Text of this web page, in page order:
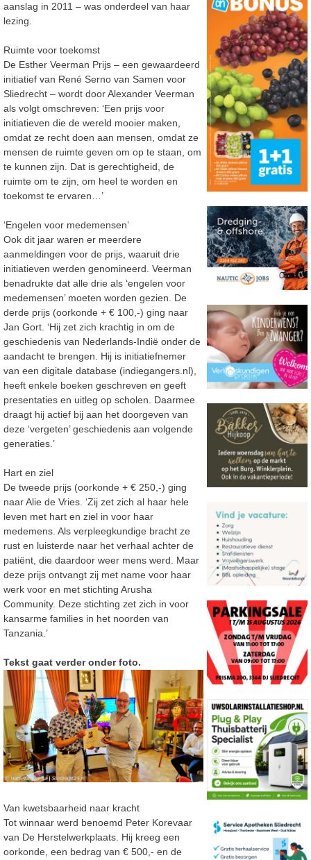
aanslag in 2011 – was onderdeel van haar
lezing.
Ruimte voor toekomst
De Esther Veerman Prijs – een gewaardeerd
initiatief van René Serno van Samen voor
Sliedrecht – wordt door Alexander Veerman
als volgt omschreven: ‘Een prijs voor
initiatieven die de wereld mooier maken,
omdat ze recht doen aan mensen, omdat ze
mensen de ruimte geven om op te staan, om
te kunnen zijn. Dat is gerechtigheid, de
ruimte om te zijn, om heel te worden en
toekomst te ervaren…’
‘Engelen voor medemensen’
Ook dit jaar waren er meerdere
aanmeldingen voor de prijs, waaruit drie
initiatieven werden genomineerd. Veerman
benadrukte dat alle drie als ‘engelen voor
medemensen’ moeten worden gezien. De
derde prijs (oorkonde + € 100,-) ging naar
Jan Gort. ‘Hij zet zich krachtig in om de
geschiedenis van Nederlands-Indië onder de
aandacht te brengen. Hij is initiatiefnemer
van een digitale database (indiegangers.nl),
heeft enkele boeken geschreven en geeft
presentaties en uitleg op scholen. Daarmee
draagt hij actief bij aan het doorgeven van
deze ‘vergeten’ geschiedenis aan volgende
generaties.’
Hart en ziel
De tweede prijs (oorkonde + € 250,-) ging
naar Alie de Vries. ‘Zij zet zich al haar hele
leven met hart en ziel in voor haar
medemens. Als verpleegkundige bracht ze
rust en luisterde naar het verhaal achter de
patiënt, die daardoor weer mens werd. Maar
deze prijs ontvangt zij met name voor haar
werk voor en met stichting Arusha
Community. Deze stichting zet zich in voor
kansarme families in het noorden van
Tanzania.’
Tekst gaat verder onder foto.
Van kwetsbaarheid naar kracht
Tot winnaar werd benoemd Peter Korevaar
van De Herstelwerkplaats. Hij kreeg een
oorkonde, een bedrag van € 500,- en de